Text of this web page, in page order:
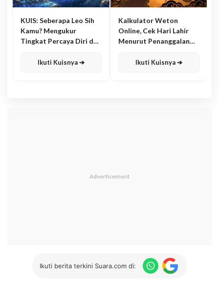
KUIS: Seberapa Leo Sih
Kamu? Mengukur
Tingkat Percaya Diri dan
Ikuti Kuisnya ➔
Kalkulator Weton
Online, Cek Hari Lahir
Menurut Penanggalan
Ikuti Kuisnya ➔
Ikuti berita terkini Suara.com di: